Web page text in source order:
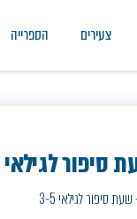
צעירים הספרייה
לגילאי 3-5
סיפור לגילאי 3-5